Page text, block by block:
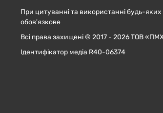
При цитуванні та використанні будь-
обов'язкове
Всі права захищені © 2017 - 2026 ТОВ
Ідентифікатор медіа R40-06374